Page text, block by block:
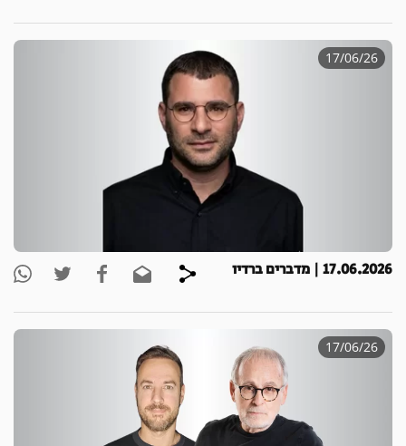
17/06/26
17.06.2026 | מדברים ברדיו
17/06/26